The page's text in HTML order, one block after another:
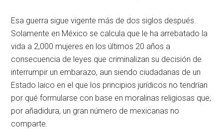
Esa guerra sigue vigente más de dos siglos después.
Solamente en México se calcula que le ha arrebatado la
vida a 2,000 mujeres en los últimos 20 años a
consecuencia de leyes que criminalizan su decisión de
interrumpir un embarazo, aun siendo ciudadanas de un
Estado laico en el que los principios jurídicos no tendrían
por qué formularse con base en moralinas religiosas que,
por añadidura, un gran número de mexicanas no
comparte.